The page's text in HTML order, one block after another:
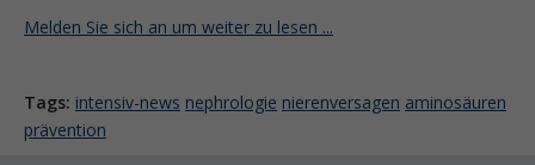
Melden Sie sich an um weiter zu lesen ...
Tags: intensiv-news nephrologie nierenversagen aminosäuren
prävention